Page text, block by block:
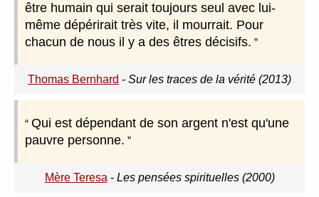
être humain qui serait toujours seul avec lui-
même dépérirait très vite, il mourrait. Pour
chacun de nous il y a des êtres décisifs.
Thomas Bernhard - Sur les traces de la vérité (2013)
Qui est dépendant de son argent n'est qu'une
pauvre personne.
Mère Teresa - Les pensées spirituelles (2000)